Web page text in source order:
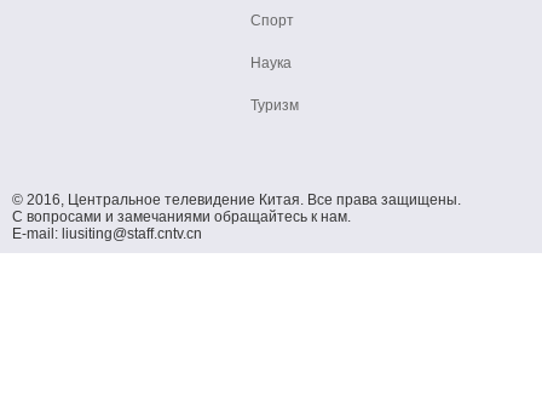
Спорт
Наука
Туризм
© 2016, Центральное телевидение Китая. Все права защищены.
С вопросами и замечаниями обращайтесь к нам.
E-mail: liusiting@staff.cntv.cn